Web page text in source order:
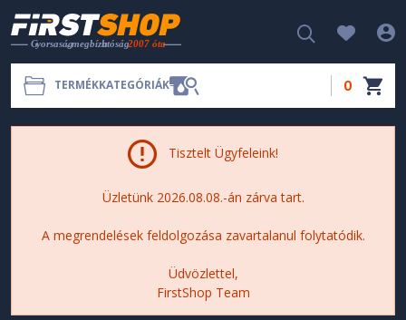
TERMÉKKATEGÓRIÁK 0
Tisztelt Ügyfeleink!
Üzletünk 2026.08.08.-án zárva tart.
A megrendelések feldolgozása zavartalanul folytatódik.
Üdvözlettel,
FirstShop Team